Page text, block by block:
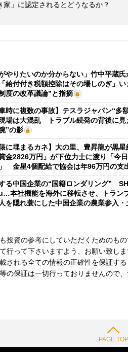
」に認定されるとどうなるか？
やりたいのか分からない」竹中平蔵
付付き税額控除はその場しのぎ」い
度の改革議論”と指摘
時に複数の事故】テスラジャパン“多
場は大混乱 トラブル続発の背後に見
”の影
に埋まるカネ】大の里、豊昇龍が黒
金2826万円」が下位力士に渡り「今
金星4個配給で協会は年96万円の支
る中国企業の“国籍ロンダリング”
本社機能を海外に移転させ、トラン
を隠れ蓑にした中国企業の農業参入
投資の参考にしていただくためのも
行って下さいますよう、お願い致し
される全ての情報の正確性を保証する
の保証は一切行っておりませんので、
PAGE TOP